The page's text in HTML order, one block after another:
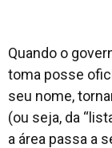
Quando o
toma posse
seu nome,
(ou seja, da
a área passa a